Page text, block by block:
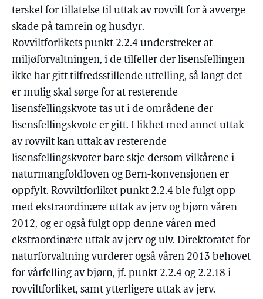
terskel for tillatelse til uttak av rovvilt for å avverge
skade på tamrein og husdyr.
Rovviltforlikets punkt 2.2.4 understreker at
miljøforvaltningen, i de tilfeller der lisensfellingen
ikke har gitt tilfredsstillende uttelling, så langt det
er mulig skal sørge for at resterende
lisensfellingskvote tas ut i de områdene der
lisensfellingskvote er gitt. I likhet med annet uttak
av rovvilt kan uttak av resterende
lisensfellingskvoter bare skje dersom vilkårene i
naturmangfoldloven og Bern-konvensjonen er
oppfylt. Rovviltforliket punkt 2.2.4 ble fulgt opp
med ekstraordinære uttak av jerv og bjørn våren
2012, og er også fulgt opp denne våren med
ekstraordinære uttak av jerv og ulv. Direktoratet for
naturforvaltning vurderer også våren 2013 behovet
for vårfelling av bjørn, jf. punkt 2.2.4 og 2.2.18 i
rovviltforliket, samt ytterligere uttak av jerv.